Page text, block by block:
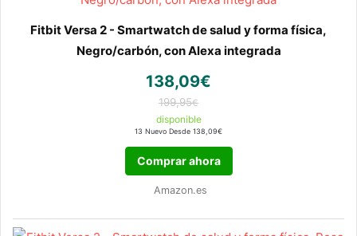
Fitbit Versa 2 - Smartwatch de salud y forma física,
Negro/carbón, con Alexa integrada
138,09€
199,95€
disponible
13 Nuevo Desde 138,09€
Comprar ahora
Amazon.es